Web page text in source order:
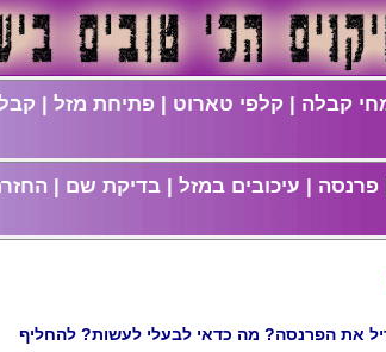
קבלה | קלפי טארוט | פתיחת מזל |
פרנסה | עיכובים במזל | בדיקת שם |
את הפרנסה? מה כדאי לבעלי לעשות? להחליף